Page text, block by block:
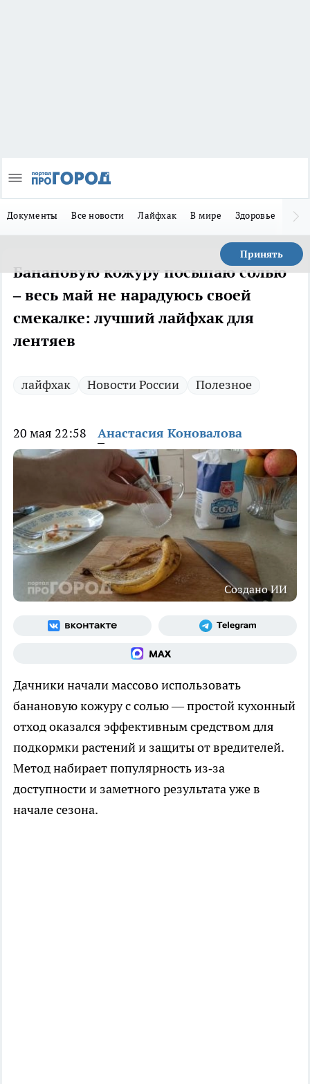
Документы Все новости Лайфхак В мире Здоровье
Принять
Банановую кожуру посыпаю солью
– весь май не нарадуюсь своей
смекалке: лучший лайфхак для
лентяев
лайфхак Новости России Полезное
20 мая 22:58 Анастасия Коновалова
Создано ИИ
Дачники начали массово использовать
банановую кожуру с солью — простой кухонный
отход оказался эффективным средством для
подкормки растений и защиты от вредителей.
Метод набирает популярность из‑за
доступности и заметного результата уже в
начале сезона.